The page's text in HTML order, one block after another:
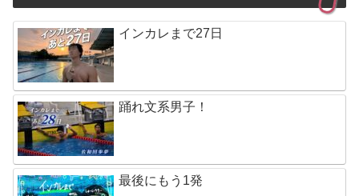
インカレまで27日
踊れ文系男子！
最後にもう1発